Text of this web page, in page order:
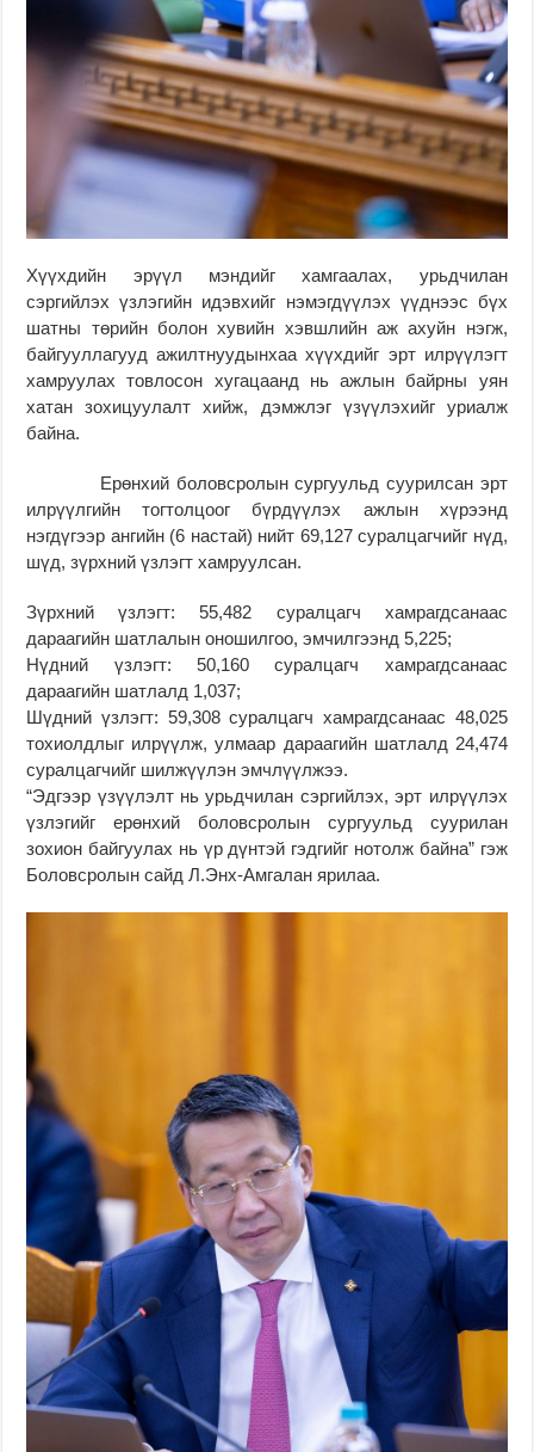
Хүүхдийн эрүүл мэндийг хамгаалах, урьдчилан
сэргийлэх үзлэгийн идэвхийг нэмэгдүүлэх үүднээс бүх
шатны төрийн болон хувийн хэвшлийн аж ахуйн нэгж,
байгууллагууд ажилтнуудынхаа хүүхдийг эрт илрүүлэгт
хамруулах товлосон хугацаанд нь ажлын байрны уян
хатан зохицуулалт хийж, дэмжлэг үзүүлэхийг уриалж
байна.
Ерөнхий боловсролын сургуульд суурилсан эрт
илрүүлгийн тогтолцоог бүрдүүлэх ажлын хүрээнд
нэгдүгээр ангийн (6 настай) нийт 69,127 суралцагчийг нүд,
шүд, зүрхний үзлэгт хамруулсан.
Зүрхний үзлэгт: 55,482 суралцагч хамрагдсанаас
дараагийн шатлалын оношилгоо, эмчилгээнд 5,225;
Нүдний үзлэгт: 50,160 суралцагч хамрагдсанаас
дараагийн шатлалд 1,037;
Шүдний үзлэгт: 59,308 суралцагч хамрагдсанаас 48,025
тохиолдлыг илрүүлж, улмаар дараагийн шатлалд 24,474
суралцагчийг шилжүүлэн эмчлүүлжээ.
“Эдгээр үзүүлэлт нь урьдчилан сэргийлэх, эрт илрүүлэх
үзлэгийг ерөнхий боловсролын сургуульд суурилан
зохион байгуулах нь үр дүнтэй гэдгийг нотолж байна” гэж
Боловсролын сайд Л.Энх-Амгалан ярилаа.